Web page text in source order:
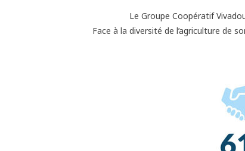
Le Groupe Coopératif
Face à la diversité de l’agriculture de